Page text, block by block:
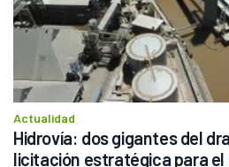
Actualidad
Hidrovía: dos gigantes del
licitación estratégica para el